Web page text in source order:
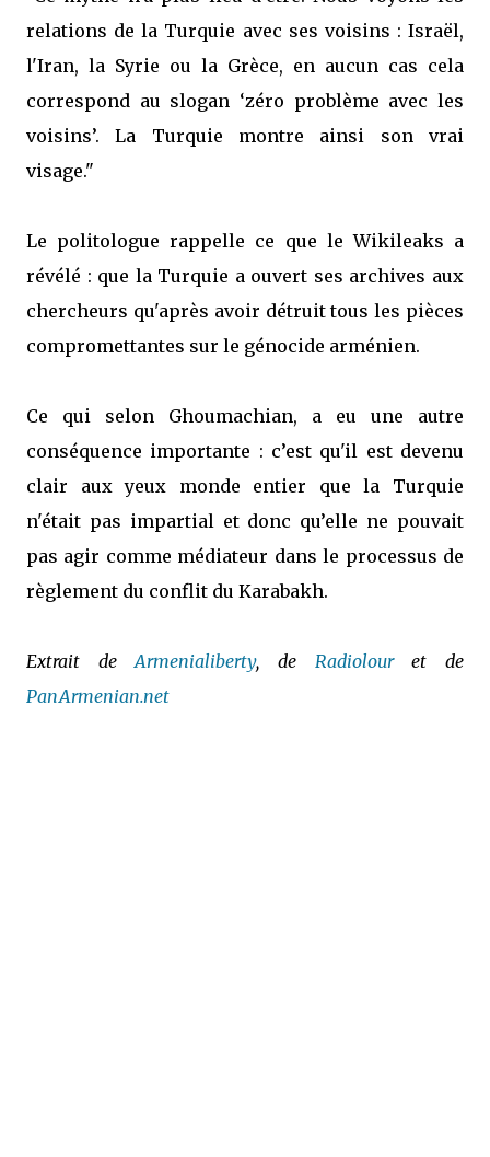
relations de la Turquie avec ses voisins : Israël,
l'Iran, la Syrie ou la Grèce, en aucun cas cela
correspond au slogan ‘zéro problème avec les
voisins’. La Turquie montre ainsi son vrai
visage."
Le politologue rappelle ce que le Wikileaks a
révélé : que la Turquie a ouvert ses archives aux
chercheurs qu'après avoir détruit tous les pièces
compromettantes sur le génocide arménien.
Ce qui selon Ghoumachian, a eu une autre
conséquence importante : c’est qu'il est devenu
clair aux yeux monde entier que la Turquie
n'était pas impartial et donc qu’elle ne pouvait
pas agir comme médiateur dans le processus de
règlement du conflit du Karabakh.
Extrait deArmenialiberty, de Radiolouret de
PanArmenian.net